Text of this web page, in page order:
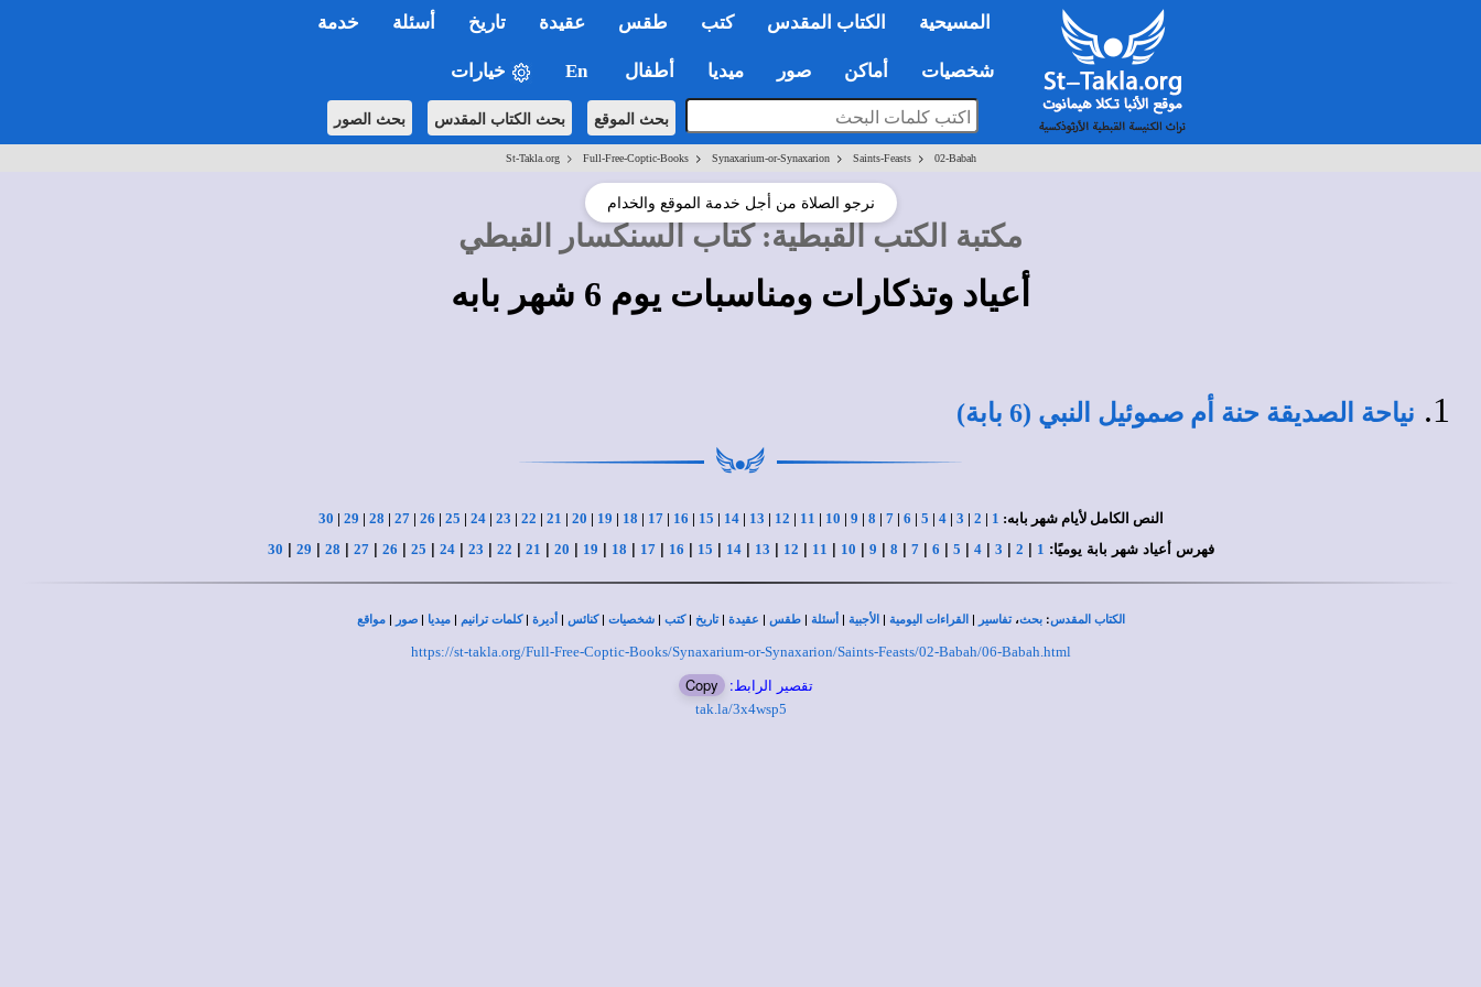
المسيحية الكتاب المقدس كتب طقس عقيدة تاريخ أسئلة خدمة
شخصيات أماكن صور ميديا أطفال En خيارات
بحث الموقع بحث الكتاب المقدس بحث الصور
St-Takla.org> Full-Free-Coptic-Books> Synaxarium-or-Synaxarion> Saints-Feasts> 02-Babah
نرجو الصلاة من أجل خدمة الموقع والخدام
مكتبة الكتب القبطية:كتاب السنكسار القبطي
أعياد وتذكارات ومناسبات يوم 6 شهر بابه
نياحة الصديقة حنة أم صموئيل النبي (6 بابة)
النص الكامل لأيام شهر بابه: 1
|
2
|
3
|
4
|
5
|
6
|
7
|
8
|
9
|
10
|
11
|
12
|
13
|
14
|
15
|
16
|
17
|
18
|
19
|
20
|
21
|
22
|
23
|
24
|
25
|
26
|
27
|
28
|
29
|
30
فهرس أعياد شهر بابة يوميًا: 1
|
2
|
3
|
4
|
5
|
6
|
7
|
8
|
9
|
10
|
11
|
12
|
13
|
14
|
15
|
16
|
17
|
18
|
19
|
20
|
21
|
22
|
23
|
24
|
25
|
26
|
27
|
28
|
29
|
30
الكتاب المقدس:بحث،تفاسير | القراءات اليومية | الأجبية | أسئلة |طقس | عقيدة |تاريخ |كتب |شخصيات |كنائس | أديرة |كلمات ترانيم |ميديا |صور |مواقع
https://st-takla.org/Full-Free-Coptic-Books/Synaxarium-or-Synaxarion/Saints-Feasts/02-Babah/06-Babah.html
تقصير الرابط: Copy
tak.la/3x4wsp5